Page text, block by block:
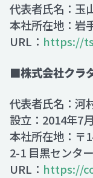
代表者氏名：玉
本社所在地：岩
URL： https://
■株式会社クラ
代表者氏名：河
設立：2014年7月
本社所在地：〒
2-1 目黒センタ
URL： https://